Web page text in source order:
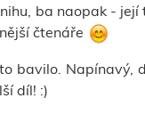
ba naopak -
čtenáře
bavilo. Napínavý,
díl! :)